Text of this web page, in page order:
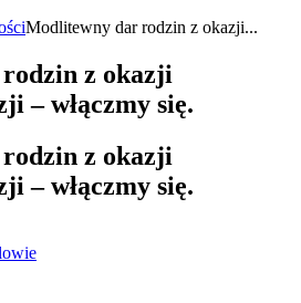
Modlitewny dar rodzin z okazji...
z okazji
– włączmy się.
z okazji
– włączmy się.